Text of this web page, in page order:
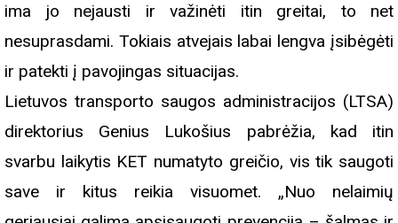
ima jo nejausti ir važinėti itin greitai, to net
nesuprasdami. Tokiais atvejais labai lengva įsibėgėti
ir patekti į pavojingas situacijas.
Lietuvos transporto saugos administracijos (LTSA)
direktorius Genius Lukošius pabrėžia, kad itin
svarbu laikytis KET numatyto greičio, vis tik saugoti
save ir kitus reikia visuomet. „Nuo nelaimių